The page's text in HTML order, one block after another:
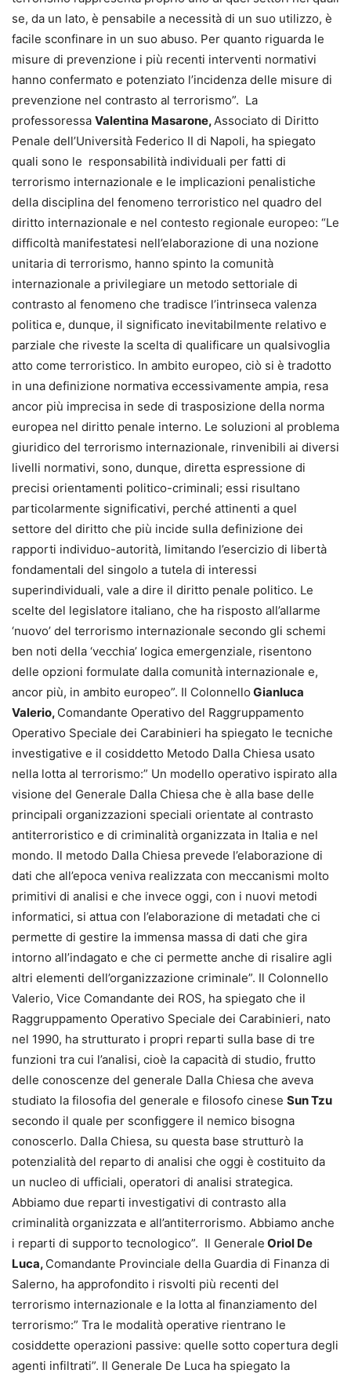
se, da un lato, è pensabile a necessità di un suo utilizzo, è
facile sconfinare in un suo abuso. Per quanto riguarda le
misure di prevenzione i più recenti interventi normativi
hanno confermato e potenziato l’incidenza delle misure di
prevenzione nel contrasto al terrorismo”. La
professoressa Valentina Masarone, Associato di Diritto
Penale dell’Università Federico II di Napoli, ha spiegato
quali sono le responsabilità individuali per fatti di
terrorismo internazionale e le implicazioni penalistiche
della disciplina del fenomeno terroristico nel quadro del
diritto internazionale e nel contesto regionale europeo: “Le
difficoltà manifestatesi nell’elaborazione di una nozione
unitaria di terrorismo, hanno spinto la comunità
internazionale a privilegiare un metodo settoriale di
contrasto al fenomeno che tradisce l’intrinseca valenza
politica e, dunque, il significato inevitabilmente relativo e
parziale che riveste la scelta di qualificare un qualsivoglia
atto come terroristico. In ambito europeo, ciò si è tradotto
in una definizione normativa eccessivamente ampia, resa
ancor più imprecisa in sede di trasposizione della norma
europea nel diritto penale interno. Le soluzioni al problema
giuridico del terrorismo internazionale, rinvenibili ai diversi
livelli normativi, sono, dunque, diretta espressione di
precisi orientamenti politico-criminali; essi risultano
particolarmente significativi, perché attinenti a quel
settore del diritto che più incide sulla definizione dei
rapporti individuo-autorità, limitando l’esercizio di libertà
fondamentali del singolo a tutela di interessi
superindividuali, vale a dire il diritto penale politico. Le
scelte del legislatore italiano, che ha risposto all’allarme
‘nuovo’ del terrorismo internazionale secondo gli schemi
ben noti della ‘vecchia’ logica emergenziale, risentono
delle opzioni formulate dalla comunità internazionale e,
ancor più, in ambito europeo”. Il Colonnello Gianluca
Valerio, Comandante Operativo del Raggruppamento
Operativo Speciale dei Carabinieri ha spiegato le tecniche
investigative e il cosiddetto Metodo Dalla Chiesa usato
nella lotta al terrorismo:” Un modello operativo ispirato alla
visione del Generale Dalla Chiesa che è alla base delle
principali organizzazioni speciali orientate al contrasto
antiterroristico e di criminalità organizzata in Italia e nel
mondo. Il metodo Dalla Chiesa prevede l’elaborazione di
dati che all’epoca veniva realizzata con meccanismi molto
primitivi di analisi e che invece oggi, con i nuovi metodi
informatici, si attua con l’elaborazione di metadati che ci
permette di gestire la immensa massa di dati che gira
intorno all’indagato e che ci permette anche di risalire agli
altri elementi dell’organizzazione criminale”. Il Colonnello
Valerio, Vice Comandante dei ROS, ha spiegato che il
Raggruppamento Operativo Speciale dei Carabinieri, nato
nel 1990, ha strutturato i propri reparti sulla base di tre
funzioni tra cui l’analisi, cioè la capacità di studio, frutto
delle conoscenze del generale Dalla Chiesa che aveva
studiato la filosofia del generale e filosofo cinese Sun Tzu
secondo il quale per sconfiggere il nemico bisogna
conoscerlo. Dalla Chiesa, su questa base strutturò la
potenzialità del reparto di analisi che oggi è costituito da
un nucleo di ufficiali, operatori di analisi strategica.
Abbiamo due reparti investigativi di contrasto alla
criminalità organizzata e all’antiterrorismo. Abbiamo anche
i reparti di supporto tecnologico”. Il Generale Oriol De
Luca, Comandante Provinciale della Guardia di Finanza di
Salerno, ha approfondito i risvolti più recenti del
terrorismo internazionale e la lotta al finanziamento del
terrorismo:” Tra le modalità operative rientrano le
cosiddette operazioni passive: quelle sotto copertura degli
agenti infiltrati”. Il Generale De Luca ha spiegato la